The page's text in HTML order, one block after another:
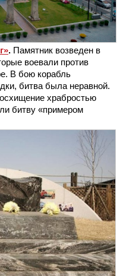
. Памятник возведен в
воевали против
В бою корабль
битва была неравной.
храбростью
битву «примером